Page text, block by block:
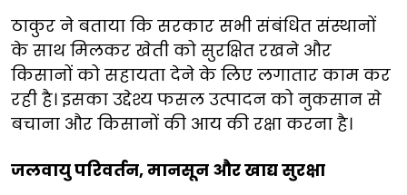
ठाकुर ने बताया कि सरकार सभी संबंधित संस्थानों
के साथ मिलकर खेती को सुरक्षित रखने और
किसानों को सहायता देने के लिए लगातार काम कर
रही है। इसका उद्देश्य फसल उत्पादन को नुकसान से
बचाना और किसानों की आय की रक्षा करना है।
जलवायु परिवर्तन, मानसून और खाद्य सुरक्षा